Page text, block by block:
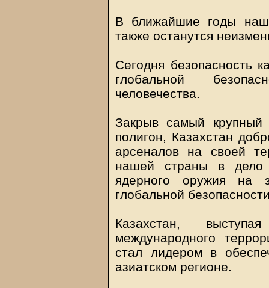
В ближайшие годы
также останутся
Сегодня безопасность
глобальной
человечества.
Закрыв самый
полигон, Казахстан
арсеналов на своей
нашей страны в дело
ядерного оружия на
глобальной
Казахстан,
международного
стал лидером в
азиатском регионе.